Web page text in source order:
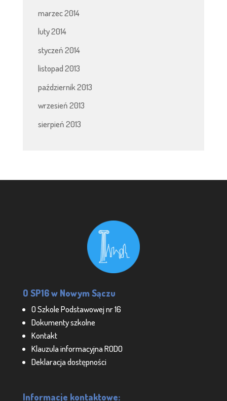
marzec 2014
luty 2014
styczeń 2014
listopad 2013
październik 2013
wrzesień 2013
sierpień 2013
O SP16 w Nowym Sączu
O Szkole Podstawowej nr 16
Dokumenty szkolne
Kontakt
Klauzula informacyjna RODO
Deklaracja dostępności
Informacje kontaktowe: